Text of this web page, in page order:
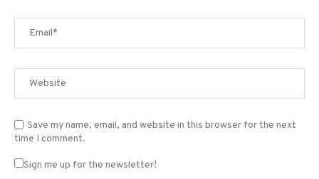
Save my name, email, and website in this browser for the next